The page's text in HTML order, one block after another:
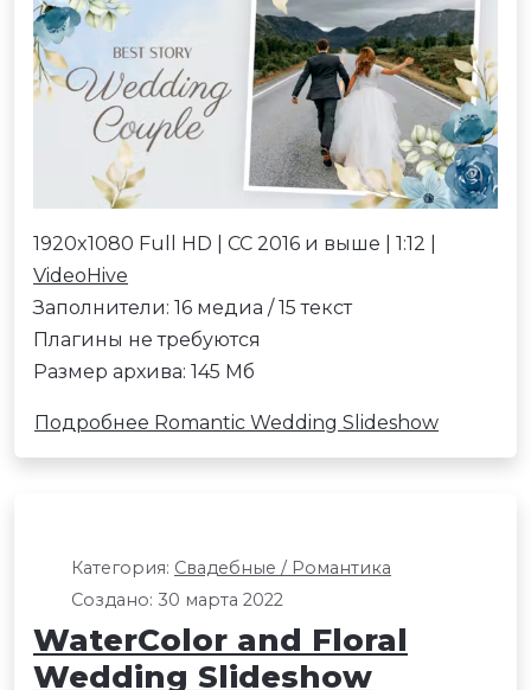
1920x1080 Full HD | CC 2016 и выше | 1:12 |
VideoHive
Заполнители: 16 медиа / 15 текст
Плагины не требуются
Размер архива: 145 Мб
Подробнее Romantic Wedding Slideshow
Категория: Свадебные / Романтика
Создано: 30 марта 2022
WaterColor and Floral
Wedding Slideshow